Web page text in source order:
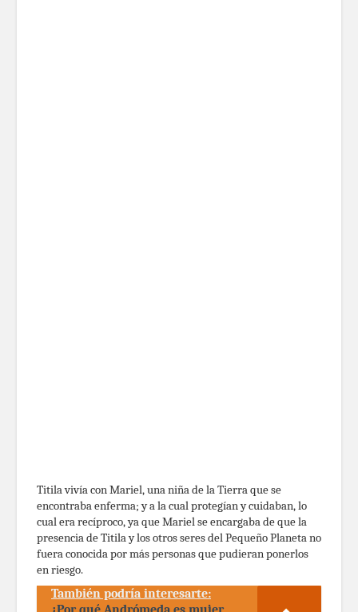
Titila vivía con Mariel, una niña de la Tierra que se
encontraba enferma; y a la cual protegían y cuidaban, lo
cual era recíproco, ya que Mariel se encargaba de que la
presencia de Titila y los otros seres del Pequeño Planeta no
fuera conocida por más personas que pudieran ponerlos
en riesgo.
También podría interesarte: